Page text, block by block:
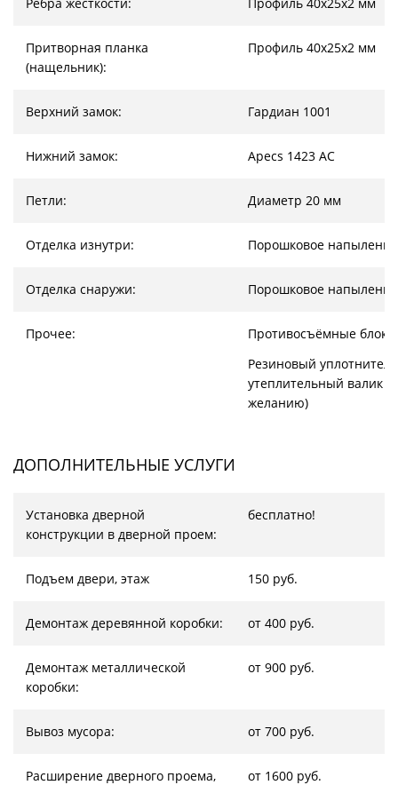
Притворная планка
(нащельник):
Профиль 40х25х2 мм
Верхний замок: Гардиан 1001
Нижний замок: Apecs 1423 AC
Петли: Диаметр 20 мм
Отделка изнутри: Порошковое напыление
Отделка снаружи: Порошковое напыление
Прочее:
Противосъёмные
Резиновый
утеплительный валик
желанию)
ДОПОЛНИТЕЛЬНЫЕ УСЛУГИ
Установка дверной
конструкции в дверной проем:
бесплатно!
Подъем двери, этаж 150 руб.
Демонтаж деревянной коробки: от 400 руб.
Демонтаж металлической
коробки:
от 900 руб.
Вывоз мусора: от 700 руб.
Расширение дверного проема,
от 1600 руб.